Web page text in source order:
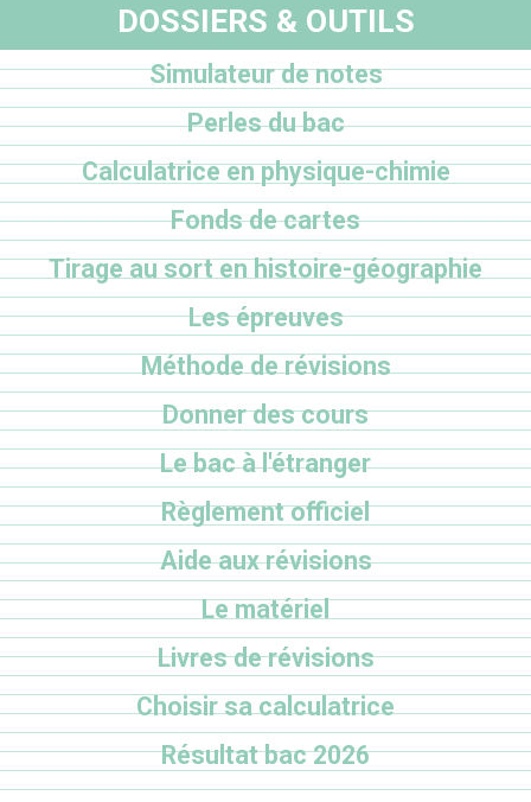
DOSSIERS & OUTILS
Simulateur de notes
Perles du bac
Calculatrice en physique-chimie
Fonds de cartes
Tirage au sort en histoire-géographie
Les épreuves
Méthode de révisions
Donner des cours
Le bac à l'étranger
Règlement officiel
Aide aux révisions
Le matériel
Livres de révisions
Choisir sa calculatrice
Résultat bac 2026